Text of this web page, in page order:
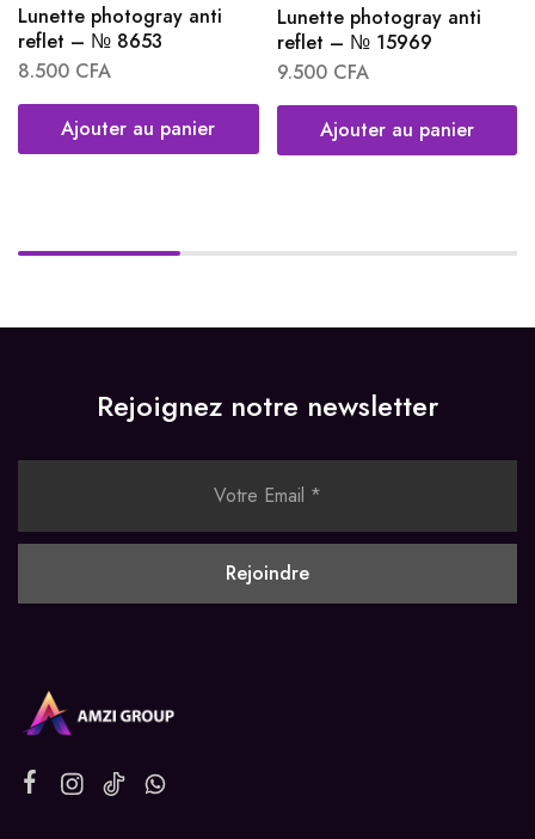
Lunette photogray anti
reflet – № 8653
8.500 CFA
Ajouter au panier
Lunette photogray anti
reflet – № 15969
9.500 CFA
Ajouter au panier
Rejoignez notre newsletter